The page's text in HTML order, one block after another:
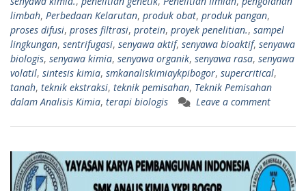
limbah, Perbedaan Kelarutan, produk obat, produk pangan,
proses difusi, proses filtrasi, protein, proyek penelitian., sampel
lingkungan, sentrifugasi, senyawa aktif, senyawa bioaktif, senyawa
biologis, senyawa kimia, senyawa organik, senyawa rasa, senyawa
volatil, sintesis kimia, smkanaliskimiaykpibogor, supercritical,
tanah, teknik ekstraksi, teknik pemisahan, Teknik Pemisahan
dalam Analisis Kimia, terapi biologis Leave a comment